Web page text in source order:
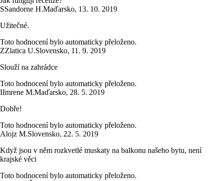
SSandorne H.Maďarsko, 13. 10. 2019
Užitečné.
Toto hodnocení bylo automaticky přeloženo.
ZZlatica U.Slovensko, 11. 9. 2019
Slouží na zahrádce
Toto hodnocení bylo automaticky přeloženo.
IImrene M.Maďarsko, 28. 5. 2019
Dobře!
Toto hodnocení bylo automaticky přeloženo.
Alojz M.Slovensko, 22. 5. 2019
Když jsou v něm rozkvetlé muskaty na balkonu našeho bytu, není
krajské věci
Toto hodnocení bylo automaticky přeloženo.